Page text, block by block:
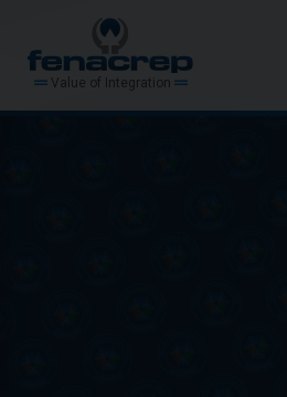
Value of Integration